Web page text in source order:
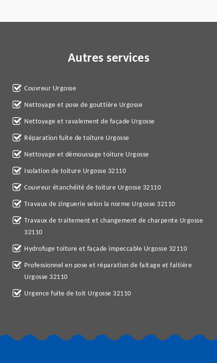
Autres services
Couvreur Urgosse
Nettoyage et pose de gouttière Urgosse
Nettoyage et ravalement de façade Urgosse
Réparation fuite de toiture Urgosse
Nettoyage et démoussage toiture Urgosse
Isolation de toiture Urgosse 32110
Couvreur étanchéité de toiture Urgosse 32110
Travaux de zinguerie selon la norme Urgosse 32110
Travaux de traitement et changement de charpente Urgosse
32110
Hydrofuge toiture et façade impeccable Urgosse 32110
Professionnel en pose et réparation de faitage et faitière
Urgosse 32110
Urgence fuite de toit Urgosse 32110